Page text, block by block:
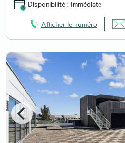
Disponibilité : Immédiate
Afficher le numéro